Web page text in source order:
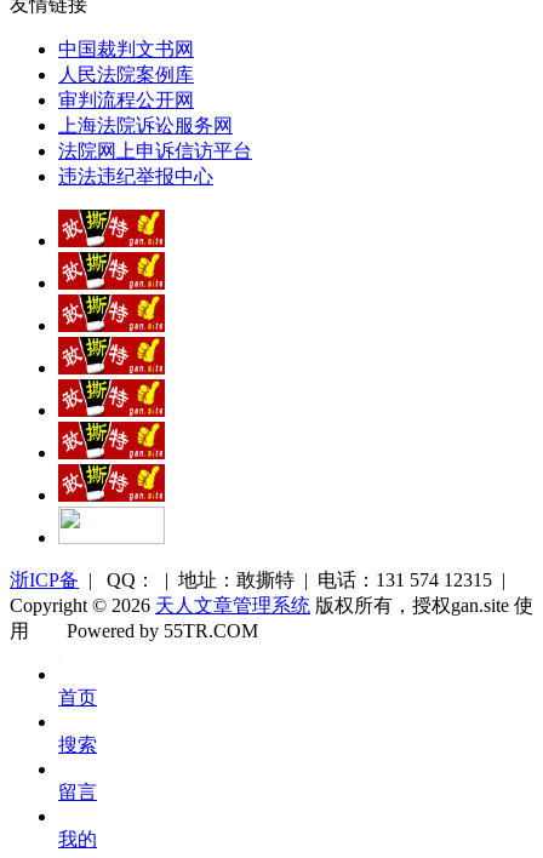
友情链接
中国裁判文书网
人民法院案例库
审判流程公开网
上海法院诉讼服务网
法院网上申诉信访平台
违法违纪举报中心
浙ICP备 | QQ： | 地址：敢撕特 | 电话：131 574 12315 |
Copyright © 2026 天人文章管理系统 版权所有，授权gan.site 使
用
库
Powered by 55TR.COM
首页
搜索
留言
我的